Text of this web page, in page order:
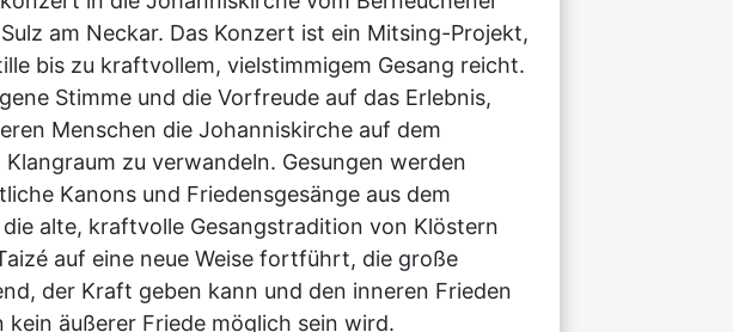
am Neckar. Das Konzert ist ein Mitsing-Projekt,
bis zu kraftvollem, vielstimmigem Gesang reicht.
Stimme und die Vorfreude auf das Erlebnis,
Menschen die Johanniskirche auf dem
zu verwandeln. Gesungen werden
Kanons und Friedensgesänge aus dem
die alte, kraftvolle Gesangstradition von Klöstern
auf eine neue Weise fortführt, die große
der Kraft geben kann und den inneren Frieden
äußerer Friede möglich sein wird.